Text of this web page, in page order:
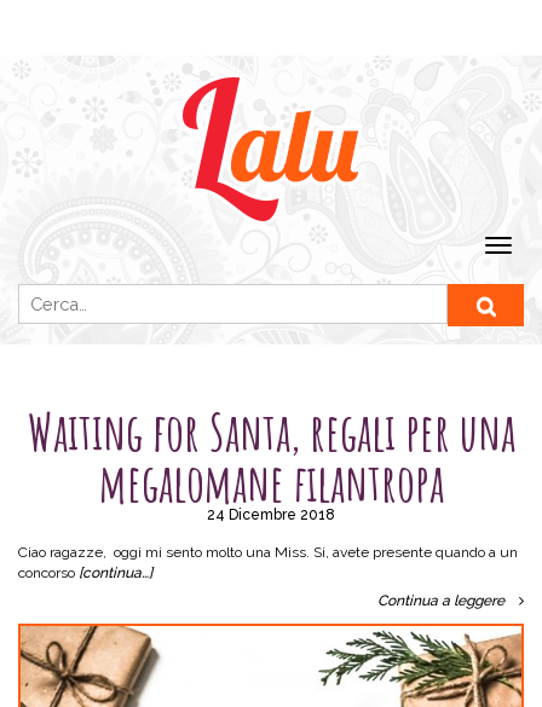
Waiting for Santa, regali per una
megalomane filantropa
24 Dicembre 2018
Ciao ragazze, oggi mi sento molto una Miss. Si, avete presente quando a un
concorso [continua…]
Continua a leggere